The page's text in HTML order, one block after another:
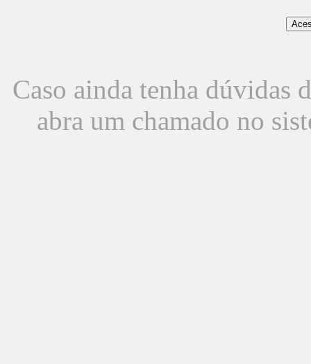
Caso ainda tenha dúvidas
abra um chamado no